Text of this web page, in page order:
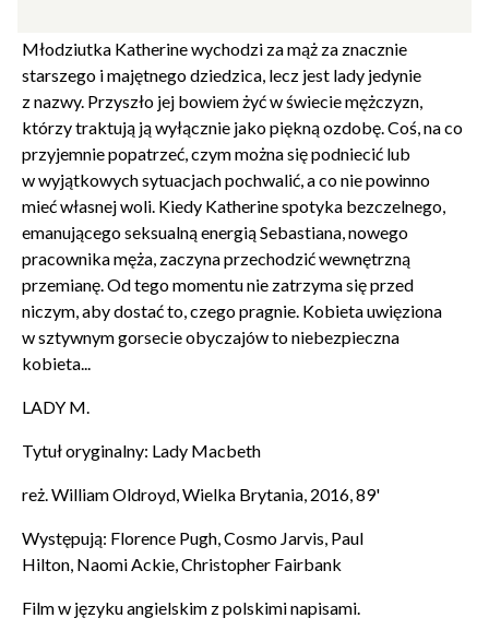
Dołącz do newslettera
w celu skorzystania z usługi newsletter.
Młodziutka Katherine wychodzi za mąż za znacznie
starszego i majętnego dziedzica, lecz jest lady jedynie
z nazwy. Przyszło jej bowiem żyć w świecie mężczyzn,
którzy traktują ją wyłącznie jako piękną ozdobę. Coś, na co
przyjemnie popatrzeć, czym można się podniecić lub
w wyjątkowych sytuacjach pochwalić, a co nie powinno
mieć własnej woli. Kiedy Katherine spotyka bezczelnego,
emanującego seksualną energią Sebastiana, nowego
pracownika męża, zaczyna przechodzić wewnętrzną
przemianę. Od tego momentu nie zatrzyma się przed
niczym, aby dostać to, czego pragnie. Kobieta uwięziona
w sztywnym gorsecie obyczajów to niebezpieczna
kobieta...
LADY M.
Tytuł oryginalny: Lady Macbeth
reż. William Oldroyd, Wielka Brytania, 2016, 89'
Występują: Florence Pugh,Cosmo Jarvis, Paul
Hilton, Naomi Ackie,Christopher Fairbank
Film w języku angielskim z polskimi napisami.